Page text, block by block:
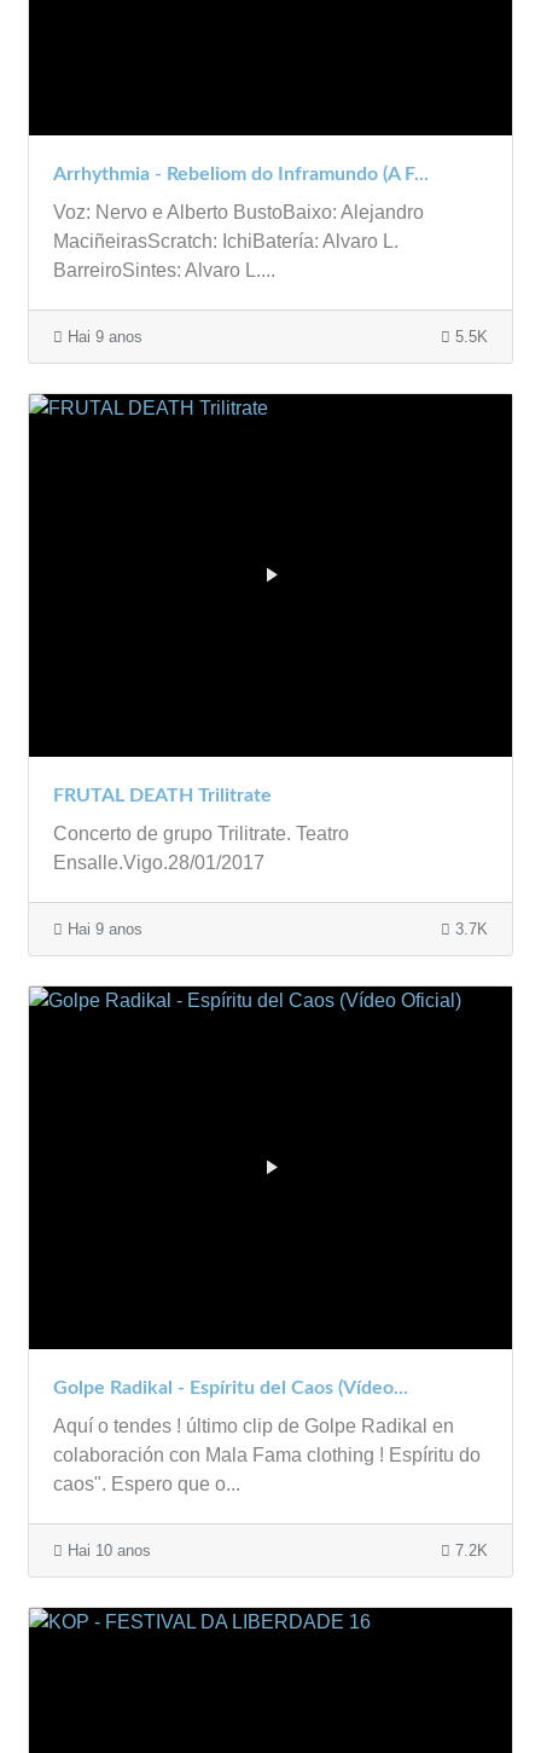
Arrhythmia - Rebeliom do Inframundo (A F...
Voz: Nervo e Alberto BustoBaixo: Alejandro
MaciñeirasScratch: IchiBatería: Alvaro L.
BarreiroSintes: Alvaro L....
Hai 9 anos 5.5K
FRUTAL DEATH Trilitrate
Concerto de grupo Trilitrate. Teatro
Ensalle.Vigo.28/01/2017
Hai 9 anos 3.7K
Golpe Radikal - Espíritu del Caos (Vídeo...
Aquí o tendes ! último clip de Golpe Radikal en
colaboración con Mala Fama clothing ! Espíritu do
caos". Espero que o...
Hai 10 anos 7.2K